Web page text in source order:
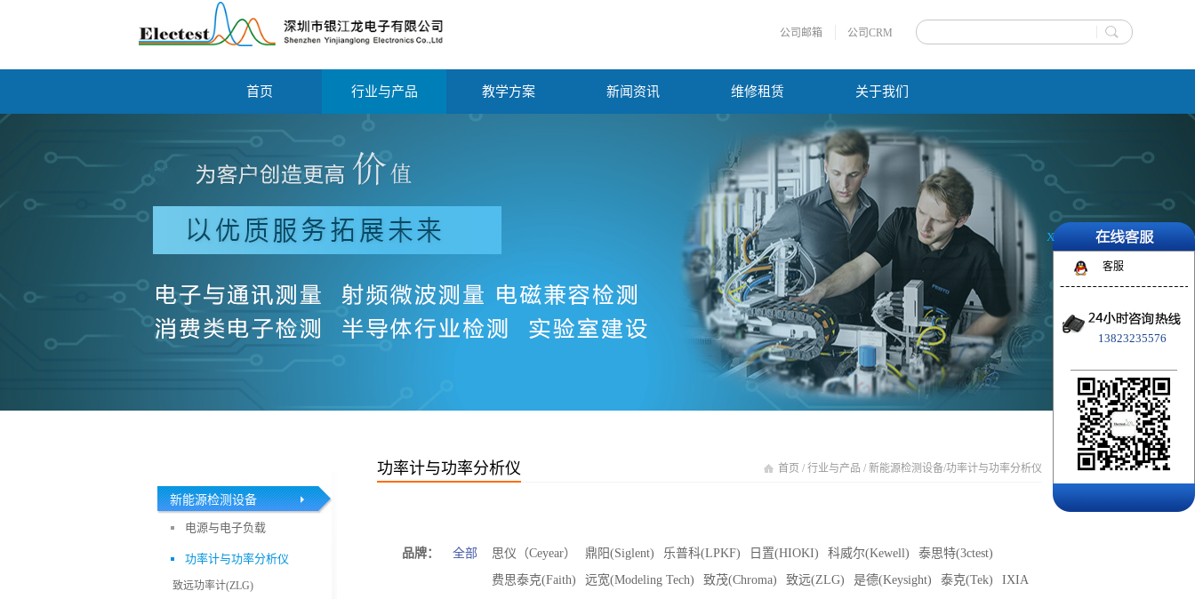
公司邮箱 公司CRM
首页 行业与产品 教学方案 新闻资讯 维修租赁 关于我们
新能源检测设备
电源与电子负载
功率计与功率分析仪
致远功率计(ZLG)
功率计与功率分析仪 首页 / 行业与产品 / 新能源检测设备/功率计与功率分析仪
品牌： 全部 思仪（Ceyear） 鼎阳(Siglent) 乐普科(LPKF) 日置(HIOKI) 科威尔(Kewell)
泰思特(3ctest)
费思泰克(Faith)
远宽(Modeling Tech) 致茂(Chroma) 致远(ZLG) 是德(Keysight) 泰克(Tek)
IXIA
X
客服
13823235576